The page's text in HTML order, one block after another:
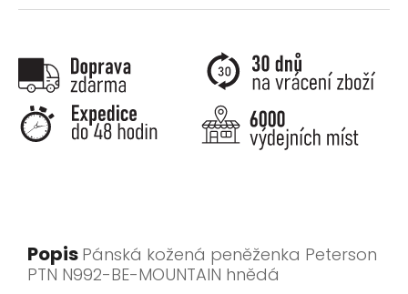
Popis Pánská kožená peněženka Peterson
PTN N992-BE-MOUNTAIN hnědá